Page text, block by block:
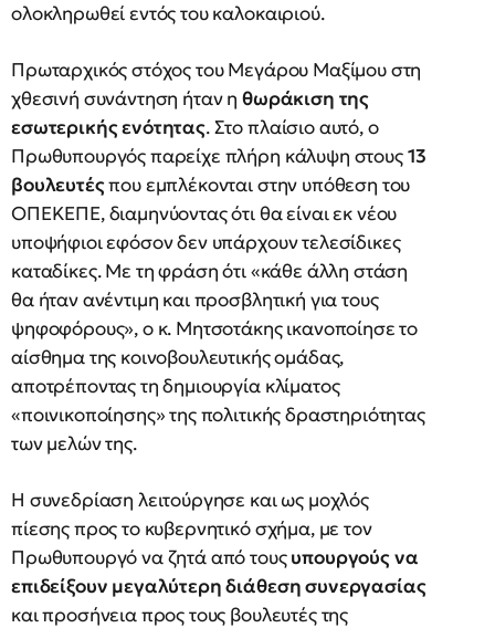
ολοκληρωθεί εντός του καλοκαιριού.
Πρωταρχικός στόχος του Μεγάρου Μαξίμου στη
χθεσινή συνάντηση ήταν η θωράκιση της
εσωτερικής ενότητας. Στο πλαίσιο αυτό, ο
Πρωθυπουργός παρείχε πλήρη κάλυψη στους13
βουλευτέςπου εμπλέκονται στην υπόθεση του
ΟΠΕΚΕΠΕ, διαμηνύοντας ότι θα είναι εκ νέου
υποψήφιοι εφόσον δεν υπάρχουν τελεσίδικες
καταδίκες. Με τη φράση ότι «κάθε άλλη στάση
θα ήταν ανέντιμη και προσβλητική για τους
ψηφοφόρους», ο κ. Μητσοτάκης ικανοποίησε το
αίσθημα της κοινοβουλευτικής ομάδας,
αποτρέποντας τη δημιουργία κλίματος
«ποινικοποίησης» της πολιτικής δραστηριότητας
των μελών της.
Η συνεδρίαση λειτούργησε και ως μοχλός
πίεσης προς το κυβερνητικό σχήμα, με τον
Πρωθυπουργό να ζητά από τουςυπουργούς να
επιδείξουν μεγαλύτερη διάθεση συνεργασίας
και προσήνεια προς τους βουλευτές της